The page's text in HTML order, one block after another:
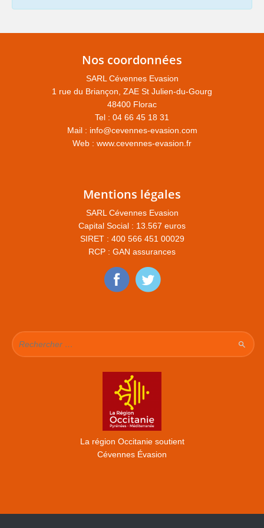
Nos coordonnées
SARL Cévennes Evasion
1 rue du Briançon, ZAE St Julien-du-Gourg
48400 Florac
Tel : 04 66 45 18 31
Mail : info@cevennes-evasion.com
Web : www.cevennes-evasion.fr
Mentions légales
SARL Cévennes Evasion
Capital Social : 13.567 euros
SIRET : 400 566 451 00029
RCP : GAN assurances
La région Occitanie soutient
Cévennes Évasion